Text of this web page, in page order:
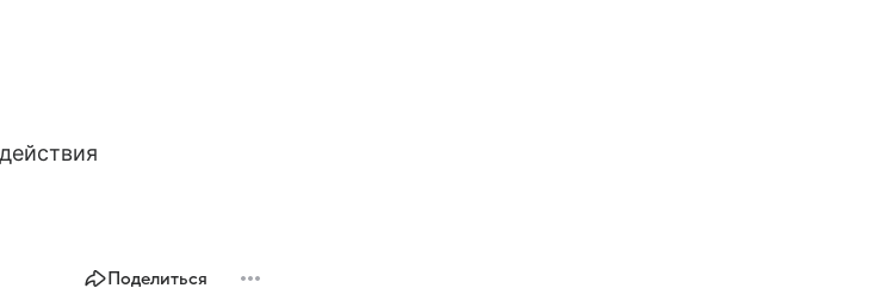
Поделиться